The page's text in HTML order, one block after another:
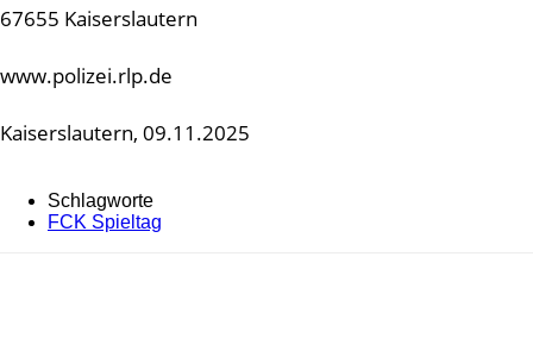
67655 Kaiserslautern
www.polizei.rlp.de
Kaiserslautern, 09.11.2025
Schlagworte
FCK Spieltag